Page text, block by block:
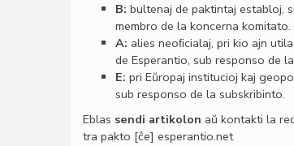
B: bultenaj de paktintaj establoj,
membro de la koncerna komitato.
A: alies neoﬁcialaj, pri kio ajn
de Esperantio, sub responso de
E: pri Eŭropaj institucioj kaj
sub responso de la subskribinto.
Eblas sendi artikolon aŭ kontakti la
tra pakto [ĉe] esperantio.net